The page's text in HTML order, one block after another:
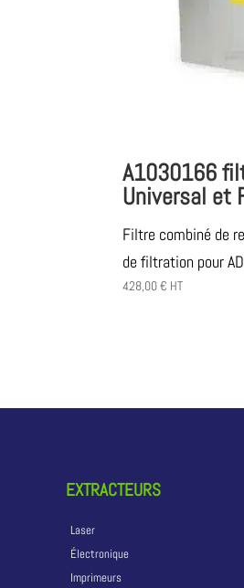
A1030166
Universal et
Filtre combiné de
de filtration pour
428,00€ HT
EXTRACTEURS
Laser
Électronique
Imprimeurs